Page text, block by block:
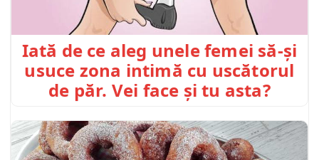
Iată de ce aleg unele femei să-și
usuce zona intimă cu uscătorul
de păr. Vei face și tu asta?